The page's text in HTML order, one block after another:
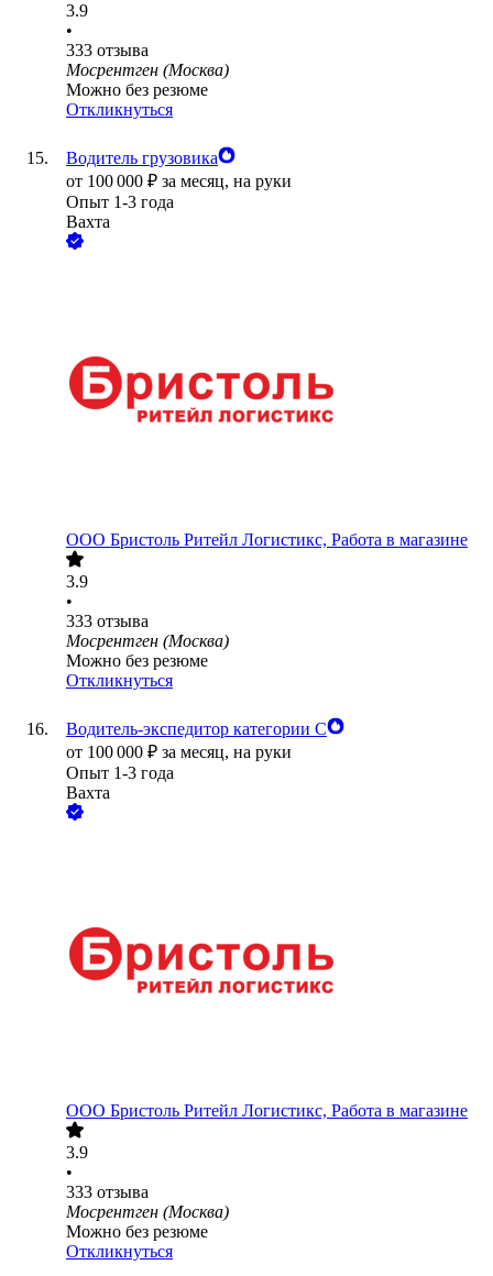
3.9
•
333 отзыва
Мосрентген (Москва)
Можно без резюме
Откликнуться
Водитель грузовика
от 100 000 ₽ за месяц, на руки
Опыт 1-3 года
Вахта
ООО Бристоль Ритейл Логистикс, Работа в магазине
3.9
•
333 отзыва
Мосрентген (Москва)
Можно без резюме
Откликнуться
Водитель-экспедитор категории С
от 100 000 ₽ за месяц, на руки
Опыт 1-3 года
Вахта
ООО Бристоль Ритейл Логистикс, Работа в магазине
3.9
•
333 отзыва
Мосрентген (Москва)
Можно без резюме
Откликнуться